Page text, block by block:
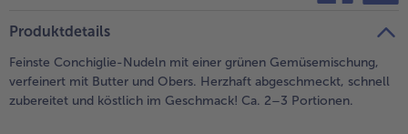
Produktdetails
Feinste Conchiglie-Nudeln mit einer grünen Gemüsemischung,
verfeinert mit Butter und Obers. Herzhaft abgeschmeckt, schnell
zubereitet und köstlich im Geschmack! Ca. 2–3 Portionen.